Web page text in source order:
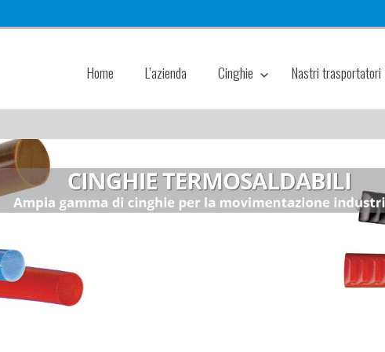
Home L’azienda Cinghie Nastri trasportatori